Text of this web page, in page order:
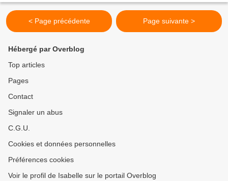
< Page précédente Page suivante >
Hébergé par Overblog
Top articles
Pages
Contact
Signaler un abus
C.G.U.
Cookies et données personnelles
Préférences cookies
Voir le profil de Isabelle sur le portail Overblog